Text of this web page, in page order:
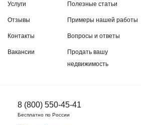
Услуги
Отзывы
Контакты
Вакансии
Полезные статьи
Примеры нашей работы
Вопросы и ответы
Продать вашу
недвижимость
8 (800) 550-45-41
Бесплатно по России